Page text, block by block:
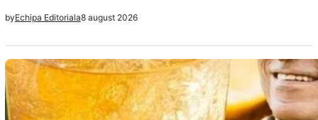
byEchipa Editoriala8 august 2026